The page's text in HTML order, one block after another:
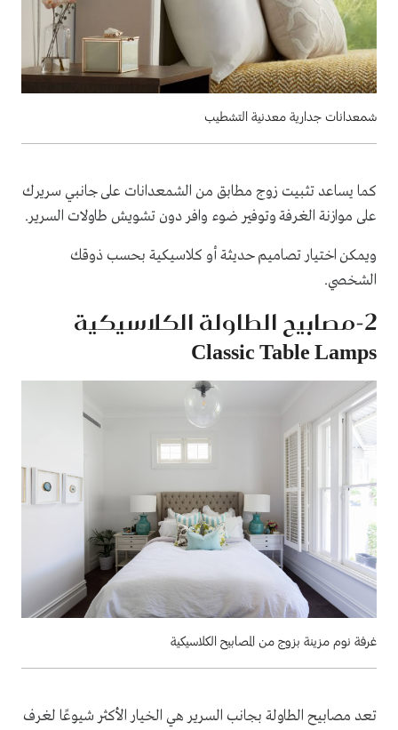
شمعدانات جدارية معدنية التشطيب
كما يساعد تثبيت زوج مطابق من الشمعدانات على جانبي سريرك
على موازنة الغرفة وتوفير ضوء وافر دون تشويش طاولات السرير.
ويمكن اختيار تصاميم حديثة أو كلاسيكية بحسب ذوقك
الشخصي.
2-مصابيح الطاولة الكلاسيكية
Classic Table Lamps
غرفة نوم مزينة بزوج من المصابيح الكلاسيكية
تعد مصابيح الطاولة بجانب السرير هي الخيار الأكثر شيوعًا لغرف